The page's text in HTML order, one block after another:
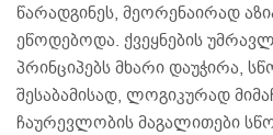
წარადგინეს, მეორენაირად
ეწოდებოდა. ქვეყნების
პრინციპებს მხარი დაუჭირა,
შესაბამისად, ლოგიკურად
ჩაურევლობის მაგალითები